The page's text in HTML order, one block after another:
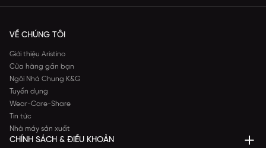
VỀ CHÚNG TÔI
Giới thiệu Aristino
Cửa hàng gần bạn
Ngôi Nhà Chung K&G
Tuyển dụng
Wear-Care-Share
Tin tức
Nhà máy sản xuất
CHÍNH SÁCH & ĐIỀU KHOẢN